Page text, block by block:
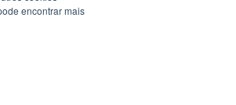
encontrar mais